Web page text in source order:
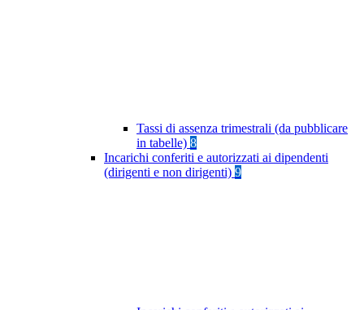
Tassi di assenza trimestrali (da pubblicare
in tabelle) 8
Incarichi conferiti e autorizzati ai dipendenti
(dirigenti e non dirigenti) 9